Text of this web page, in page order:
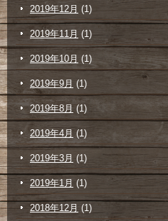
2019年12月 (1)
2019年11月 (1)
2019年10月 (1)
2019年9月 (1)
2019年8月 (1)
2019年4月 (1)
2019年3月 (1)
2019年1月 (1)
2018年12月 (1)